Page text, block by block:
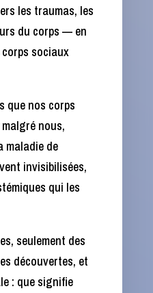
les traumas, les
du corps — en
sociaux
que nos corps
nous,
maladie de
invisibilisées,
qui les
seulement des
découvertes, et
: que signifie